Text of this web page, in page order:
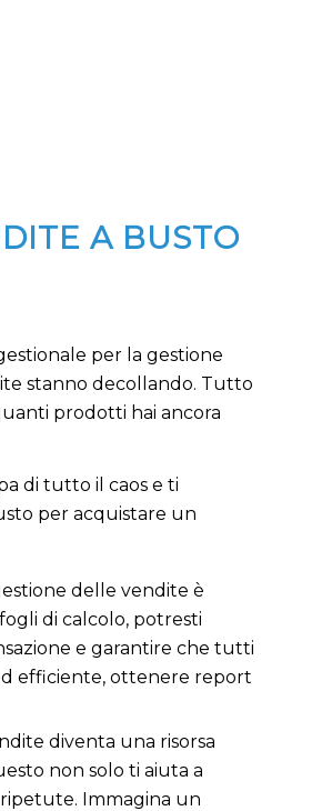
A BUSTO
per la gestione
stanno decollando. Tutto
prodotti hai ancora
di tutto il caos e ti
per acquistare un
delle vendite è
di calcolo, potresti
e garantire che tutti
efficiente, ottenere report
diventa una risorsa
non solo ti aiuta a
Immagina un